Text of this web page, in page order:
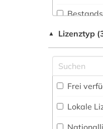
Pharmazie
Elektronik,
arabische
autor (1)
▲ Lizenztyp
Frei
Lokale